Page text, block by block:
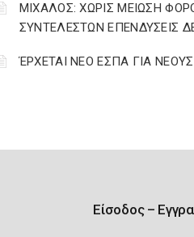
ΜΙΧΑΛΟΣ: ΧΩΡΙΣ ΜΕΙΩΣΗ
ΣΥΝΤΕΛΕΣΤΩΝ ΕΠΕΝΔΥΣΕΙΣ
ΈΡΧΕΤΑΙ ΝΕΟ ΕΣΠΑ ΓΙΑ
Είσοδος –